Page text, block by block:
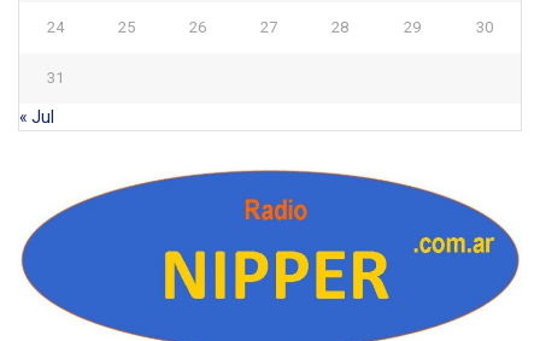
24 25 26 27 28 29 30
31
« Jul